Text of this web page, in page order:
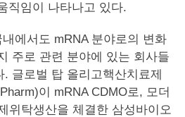
직임이 나타나고 있다.
에서도 mRNA 분야로의 변화
주로 관련 분야에 있는 회사들
글로벌 탑 올리고핵산치료제
이 mRNA CDMO로, 모더
위탁생산을 체결한 삼성바이오